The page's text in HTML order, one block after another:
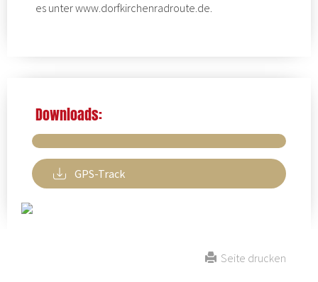
es unterwww.dorfkirchenradroute.de.
Downloads:
GPS-Track
Seite drucken